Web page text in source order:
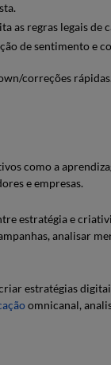
as regras legais de
de sentimento e
correções rápidas.
como a
e empresas.
estratégia e
analisar
estratégias
omnicanal,